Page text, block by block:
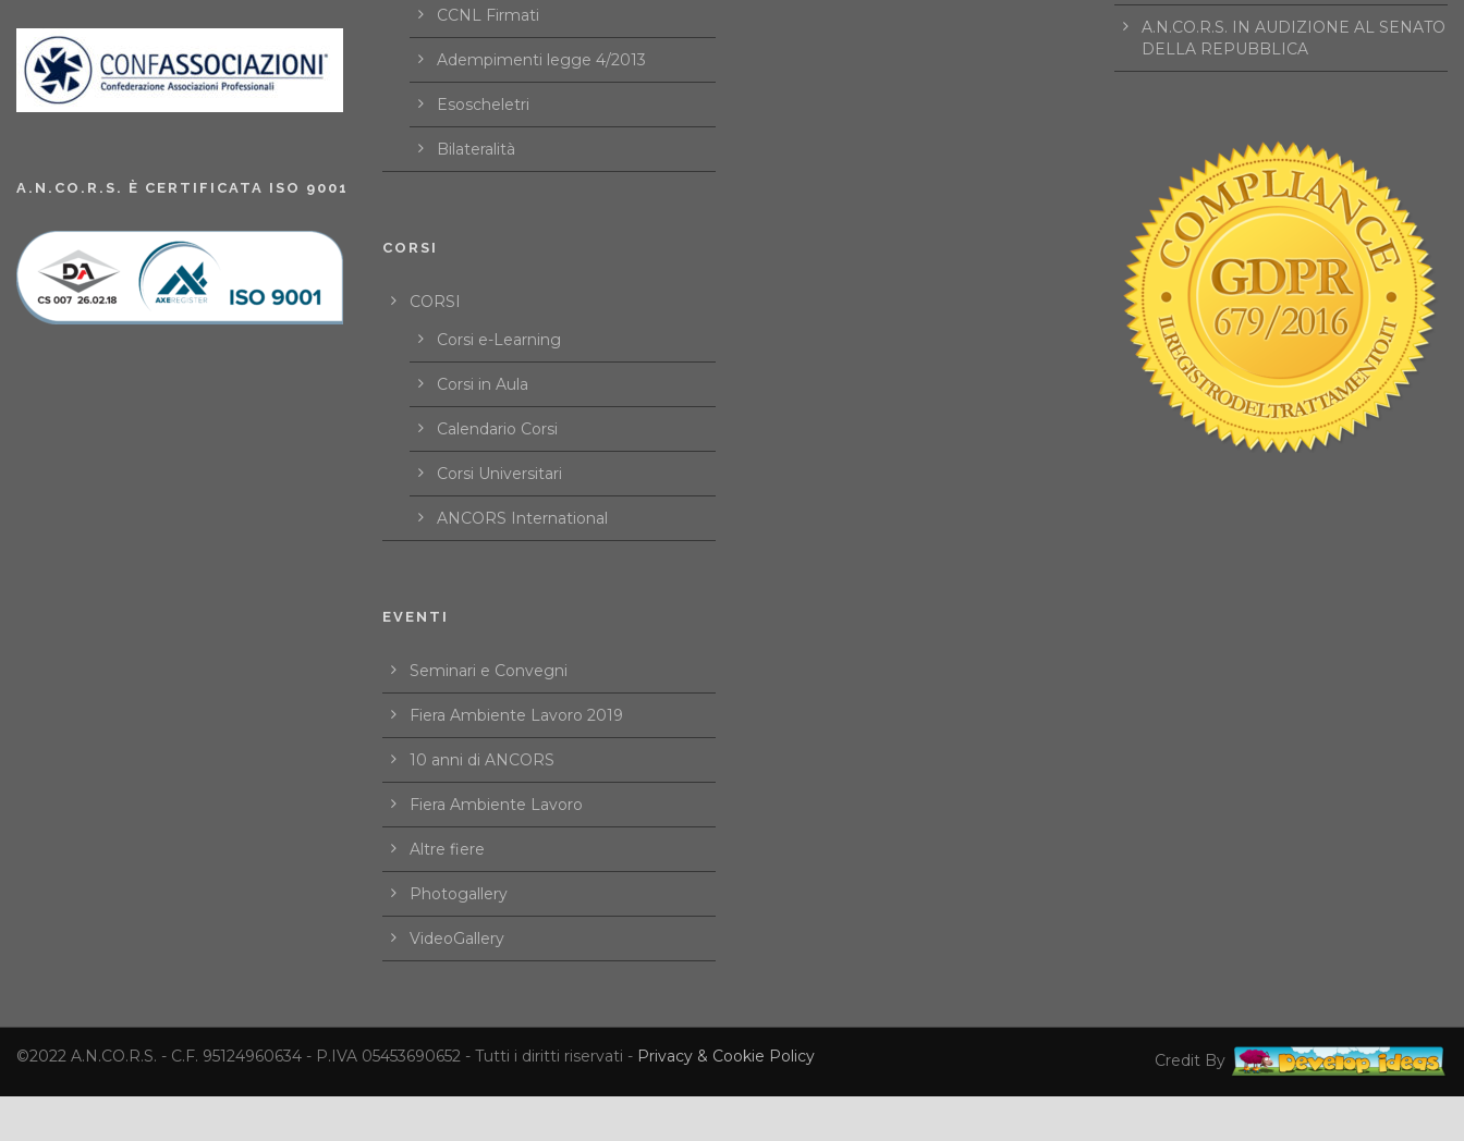
A.N.CO.R.S. È CERTIFICATA ISO 9001
CCNL Firmati
Adempimenti legge 4/2013
Esoscheletri
Bilateralità
CORSI
CORSI
Corsi e-Learning
Corsi in Aula
Calendario Corsi
Corsi Universitari
ANCORS International
EVENTI
Seminari e Convegni
Fiera Ambiente Lavoro 2019
10 anni di ANCORS
Fiera Ambiente Lavoro
Altre fiere
Photogallery
VideoGallery
A.N.CO.R.S. IN AUDIZIONE AL SENATO
DELLA REPUBBLICA
©2022 A.N.CO.R.S. - C.F. 95124960634 - P.IVA 05453690652 - Tutti i diritti riservati - Privacy & Cookie Policy Credit By